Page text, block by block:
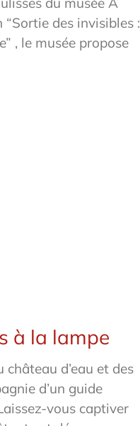
“Sortie des invisibles :
, le musée propose
à la lampe
d’eau et des
d’un guide
vous captiver